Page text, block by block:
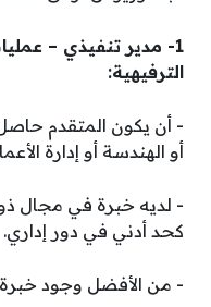
1- مدير تنفيذي –
الترفيهية:
­- أن يكون المتقدم
أو الهندسة أو إدارة
كحد أدني في دور إداري.
­- من الأفضل وجود خبرة